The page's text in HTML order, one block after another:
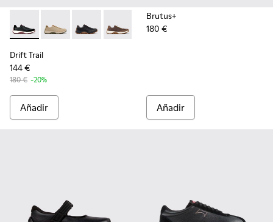
Drift Trail - K100928-021 - Sneakers de piel y nobuk negras
Drift Trail - K100928-026
Drift Trail - K100928-025
Drift Trail - K100928-020
Drift Trail - K100928-001
Drift Trail
144 €
180 € -20%
Añadir
Brutus+
180 €
Añadir